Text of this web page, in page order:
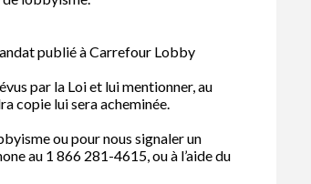
publié à Carrefour Lobby
par la Loi et lui mentionner, au
copie lui sera acheminée.
ou pour nous signaler un
au 1 866 281-4615, ou à l’aide du